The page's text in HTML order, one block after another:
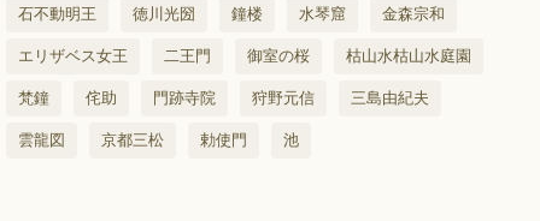
石不動明王 徳川光圀 鐘楼 水琴窟 金森宗和
エリザベス女王 二王門 御室の桜 枯山水枯山水庭園
梵鐘 侘助 門跡寺院 狩野元信 三島由紀夫
雲龍図 京都三松 勅使門 池